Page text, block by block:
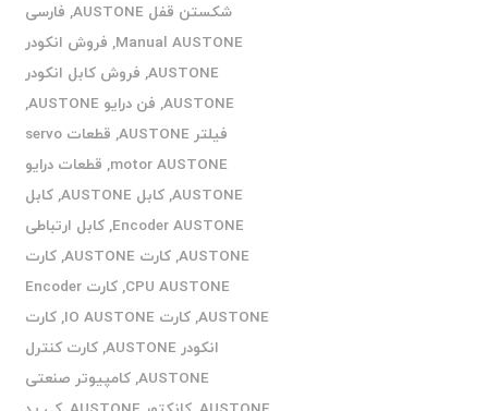
شکستن قفل AUSTONE
, فارسی
Manual AUSTONE
, فروش انکودر
AUSTONE
, فروش کابل انکودر
AUSTONE
, فن درایو AUSTONE
,
فیلتر AUSTONE
,
قطعات servo
motor AUSTONE
, قطعات درایو
AUSTONE
,کابل AUSTONE ,کابل
Encoder AUSTONE
,کابل ارتباطی
AUSTONE
,کارت AUSTONE ,کارت
CPU AUSTONE
,
کارت Encoder
AUSTONE
,کارت IO AUSTONE ,کارت
انکودر AUSTONE
,کارت کنترل
AUSTONE
,کامپیوتر صنعتی